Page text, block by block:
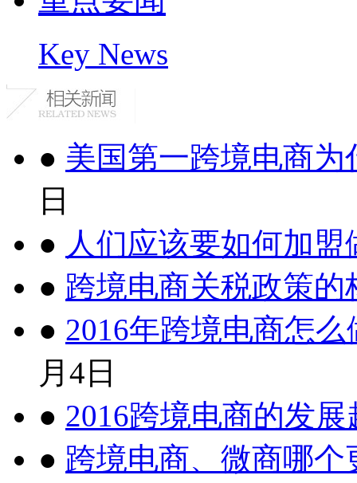
Key News
● 美国第一跨境电商
日
● 人们应该要如何加
● 跨境电商关税政策的
● 2016年跨境电商怎
月4日
● 2016跨境电商的发展
● 跨境电商、微商哪个